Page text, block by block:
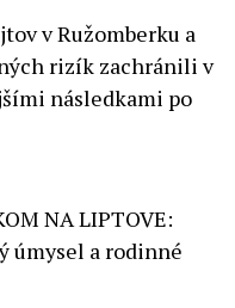
v Ružomberku a
rizík zachránili v
následkami po
NA LIPTOVE:
úmysel a rodinné